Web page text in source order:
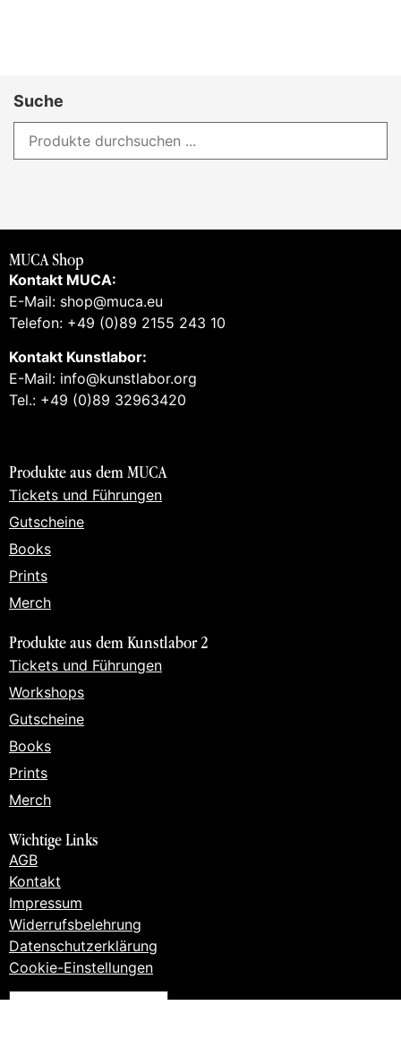
Suche
MUCA Shop
Kontakt MUCA:
E-Mail: shop@muca.eu
Telefon: +49 (0)89 2155 243 10
Kontakt Kunstlabor:
E-Mail: info@kunstlabor.org
Tel.: +49 (0)89 32963420
Produkte aus dem MUCA
Tickets und Führungen
Gutscheine
Books
Prints
Merch
Produkte aus dem Kunstlabor 2
Tickets und Führungen
Workshops
Gutscheine
Books
Prints
Merch
Wichtige Links
AGB
Kontakt
Impressum
Widerrufsbelehrung
Datenschutzerklärung
Cookie-Einstellungen